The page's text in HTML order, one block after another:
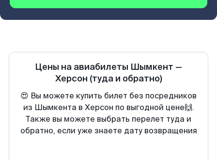
Цены на авиабилеты Шымкент —
Херсон (туда и обратно)
😍 Вы можете купить билет без посредников
из Шымкента в Херсон по выгодной цене🙌.
Также вы можете выбрать перелет туда и
обратно, если уже знаете дату возвращения